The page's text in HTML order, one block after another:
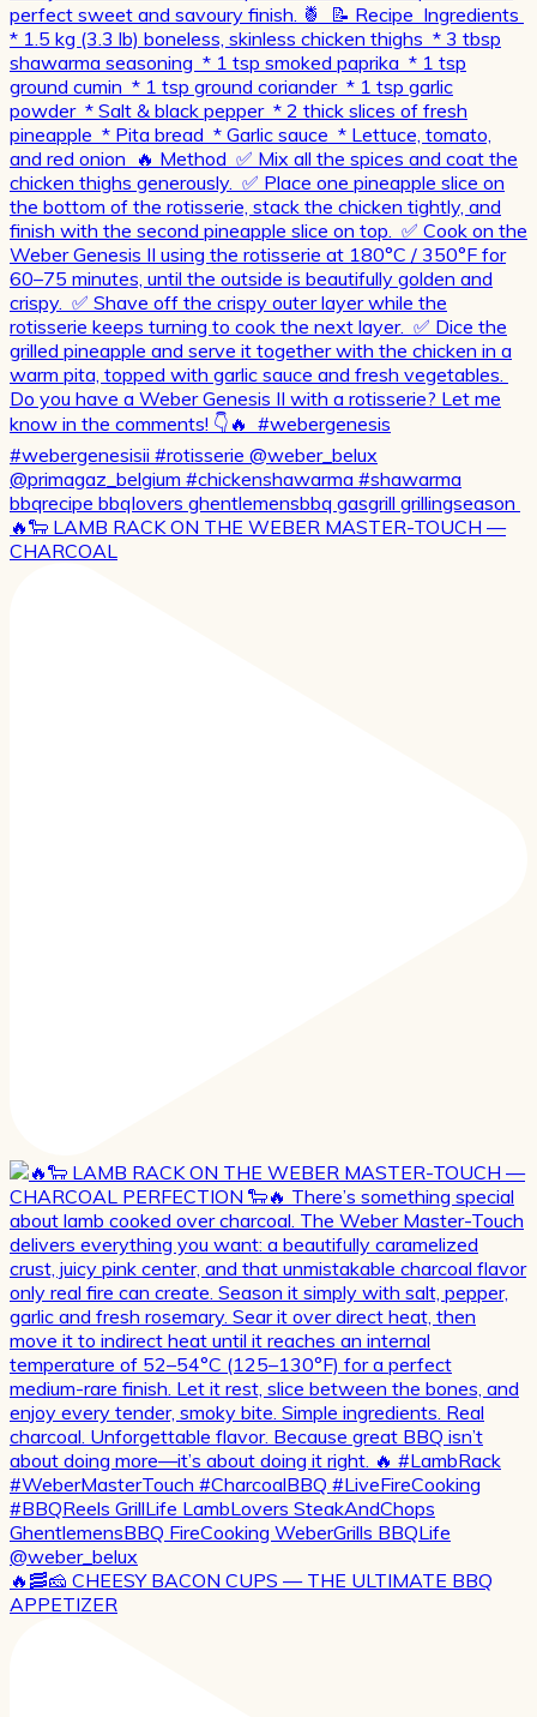
🔥🐑 LAMB RACK ON THE WEBER MASTER-TOUCH —
CHARCOAL
🔥🥓🧀 CHEESY BACON CUPS — THE ULTIMATE BBQ
APPETIZER